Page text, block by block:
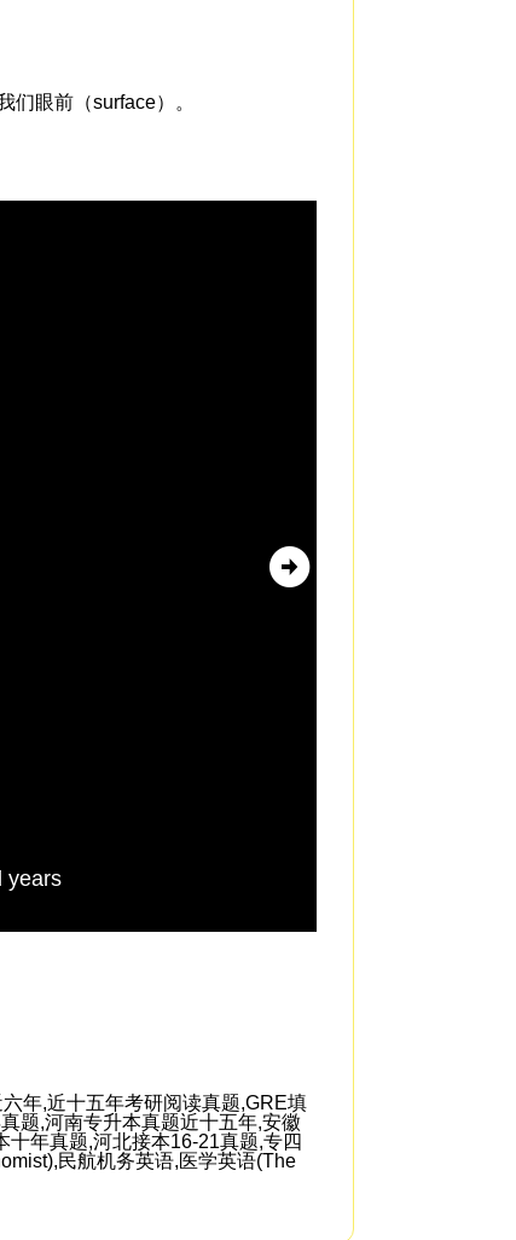
眼前（surface）。
years
年,近十五年考研阅读真题,GRE填
题,河南专升本真题近十五年,安徽
年真题,河北接本16-21真题,专四
民航机务英语,医学英语(The